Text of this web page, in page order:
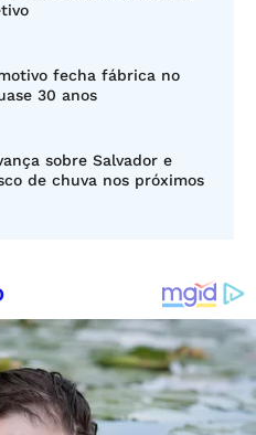
fecha fábrica no
30 anos
sobre Salvador e
de chuva nos próximos